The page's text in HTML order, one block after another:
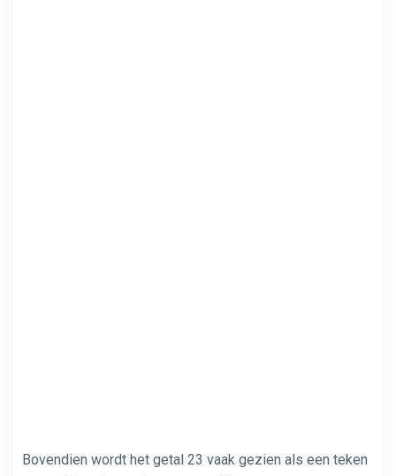
Bovendien wordt het getal 23 vaak gezien als een teken